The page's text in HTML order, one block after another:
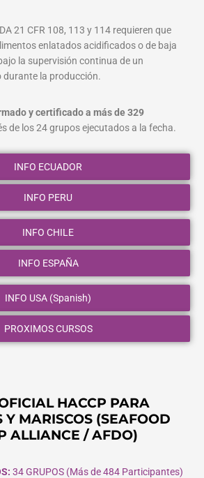
21 CFR 108, 113 y 114 requieren que
enlatados acidificados o de baja
la supervisión continua de un
la producción.
y certificado a más de 329
de los 24 grupos ejecutados a la fecha.
INFO ECUADOR
INFO PERU
INFO CHILE
INFO ESPAÑA
INFO USA (Spanish)
PROXIMOS CURSOS
HACCP PARA
Y MARISCOS (SEAFOOD
ALLIANCE / AFDO)
34 GRUPOS (Más de 484 Participantes)